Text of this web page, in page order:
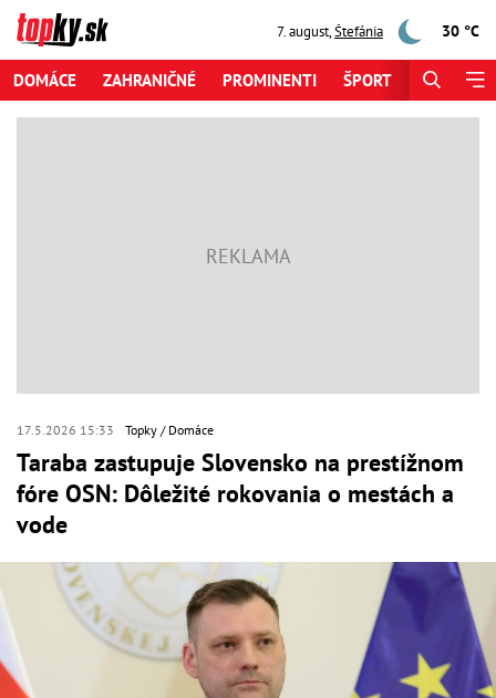
7. august,Štefánia 30 °C
DOMÁCE ZAHRANIČNÉ PROMINENTI ŠPORT
17.5.2026 15:33 Topky Domáce
Taraba zastupuje Slovensko na prestížnom
fóre OSN: Dôležité rokovania o mestách a
vode